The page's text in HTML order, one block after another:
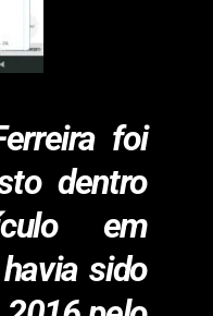
foi
dentro
em
sido